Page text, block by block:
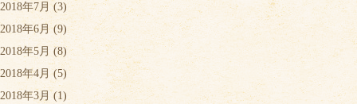
2018年7月 (3)
2018年6月(9)
2018年5月 (8)
2018年4月 (5)
2018年3月 (1)